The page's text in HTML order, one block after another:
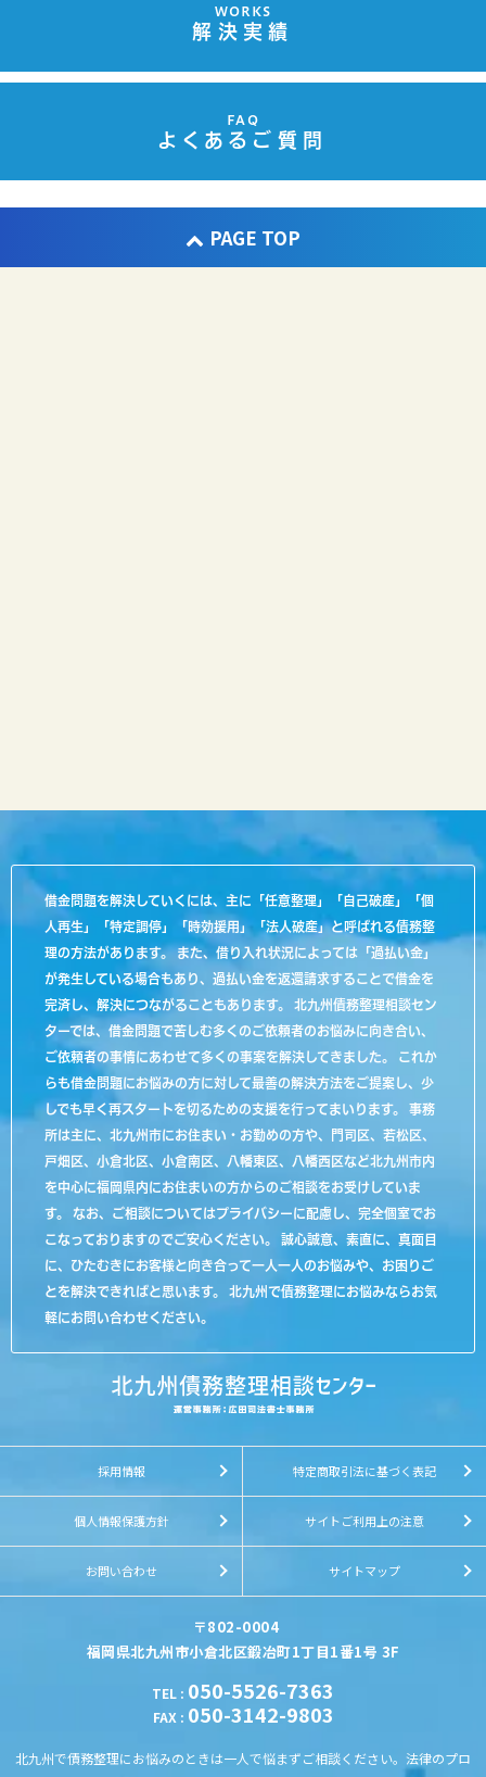
WORKS
解決実績
FAQ
よくあるご質問
PAGE TOP
借金問題を解決していくには、主に「任意整理」「自己破産」「個
人再生」「特定調停」「時効援用」「法人破産」と呼ばれる債務整
理の方法があります。 また、借り入れ状況によっては「過払い金」
が発生している場合もあり、過払い金を返還請求することで借金を
完済し、解決につながることもあります。 北九州債務整理相談セン
ターでは、借金問題で苦しむ多くのご依頼者のお悩みに向き合い、
ご依頼者の事情にあわせて多くの事案を解決してきました。 これか
らも借金問題にお悩みの方に対して最善の解決方法をご提案し、少
しでも早く再スタートを切るための支援を行ってまいります。 事務
所は主に、北九州市にお住まい・お勤めの方や、門司区、若松区、
戸畑区、小倉北区、小倉南区、八幡東区、八幡西区など北九州市内
を中心に福岡県内にお住まいの方からのご相談をお受けしていま
す。 なお、ご相談についてはプライバシーに配慮し、完全個室でお
こなっておりますのでご安心ください。 誠心誠意、素直に、真面目
に、ひたむきにお客様と向き合って一人一人のお悩みや、お困りご
とを解決できればと思います。 北九州で債務整理にお悩みならお気
軽にお問い合わせください。
採用情報 特定商取引法に基づく表記
個人情報保護方針 サイトご利用上の注意
お問い合わせ サイトマップ
〒802-0004
福岡県北九州市小倉北区鍛冶町1丁目1番1号 3F
TEL : 050-5526-7363
FAX : 050-3142-9803
北九州で債務整理にお悩みのときは一人で悩まずご相談ください。法律のプロ